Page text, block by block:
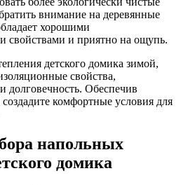
внимание на деревянные
хорошими
свойствами и приятно на ощупь.
детского домика зимой,
свойства,
долговечность. Обеспечив
комфортные условия для
напольных
домика